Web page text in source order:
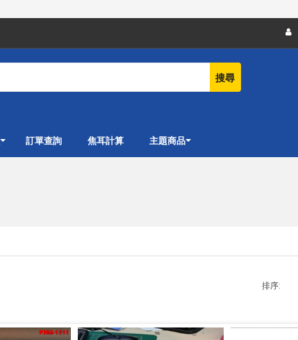
搜尋
訂單查詢 焦耳計算 主題商品
排序: